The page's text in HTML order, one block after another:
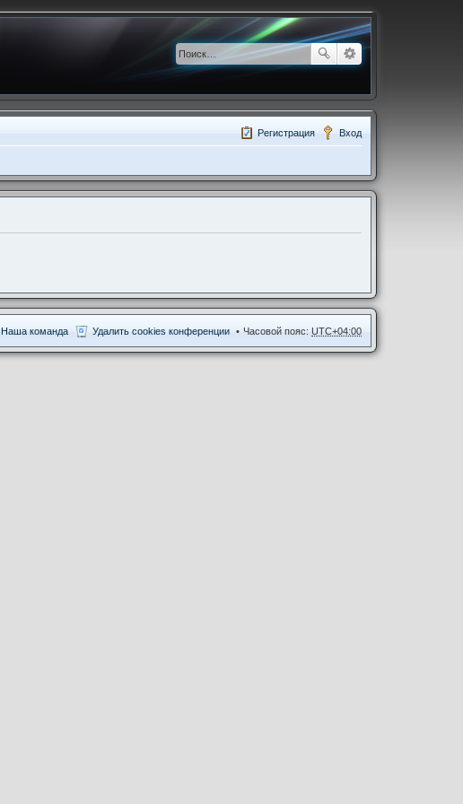
Вход
Регистрация
Часовой пояс: UTC+04:00
Удалить cookies конференции
Наша команда